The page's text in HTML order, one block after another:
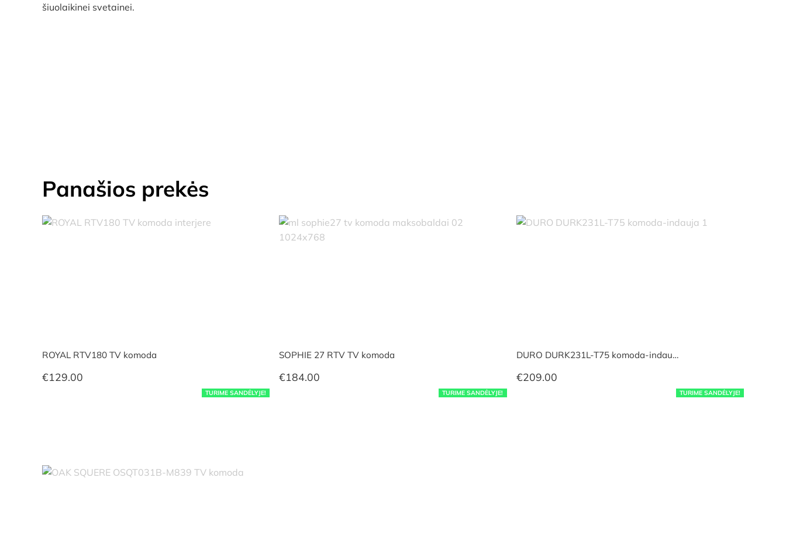
šiuolaikinei svetainei.
Panašios prekės
TURIME SANDĖLYJE!
ROYAL RTV180 TV komoda
€129.00
TURIME SANDĖLYJE!
SOPHIE 27 RTV TV komoda
€184.00
TURIME SANDĖLYJE!
DURO DURK231L-T75 komoda-indau…
€209.00